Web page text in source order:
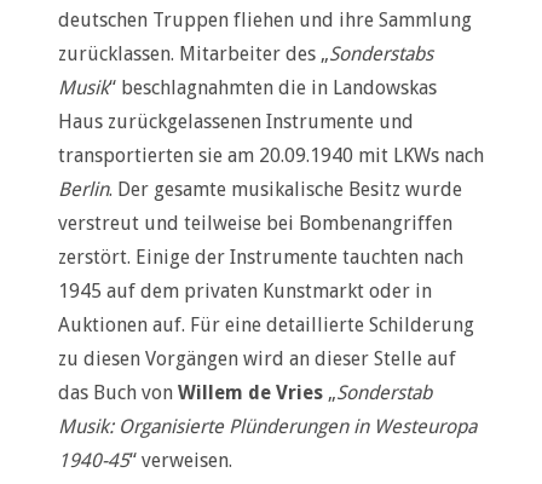
deutschen Truppen fliehen und ihre Sammlung
zurücklassen. Mitarbeiter des „Sonderstabs
Musik“ beschlagnahmten die in Landowskas
Haus zurückgelassenen Instrumente und
transportierten sie am 20.09.1940 mit LKWs nach
Berlin. Der gesamte musikalische Besitz wurde
verstreut und teilweise bei Bombenangriffen
zerstört. Einige der Instrumente tauchten nach
1945 auf dem privaten Kunstmarkt oder in
Auktionen auf. Für eine detaillierte Schilderung
zu diesen Vorgängen wird an dieser Stelle auf
das Buch von Willem de Vries „Sonderstab
Musik: Organisierte Plünderungen in Westeuropa
1940-45“ verweisen.